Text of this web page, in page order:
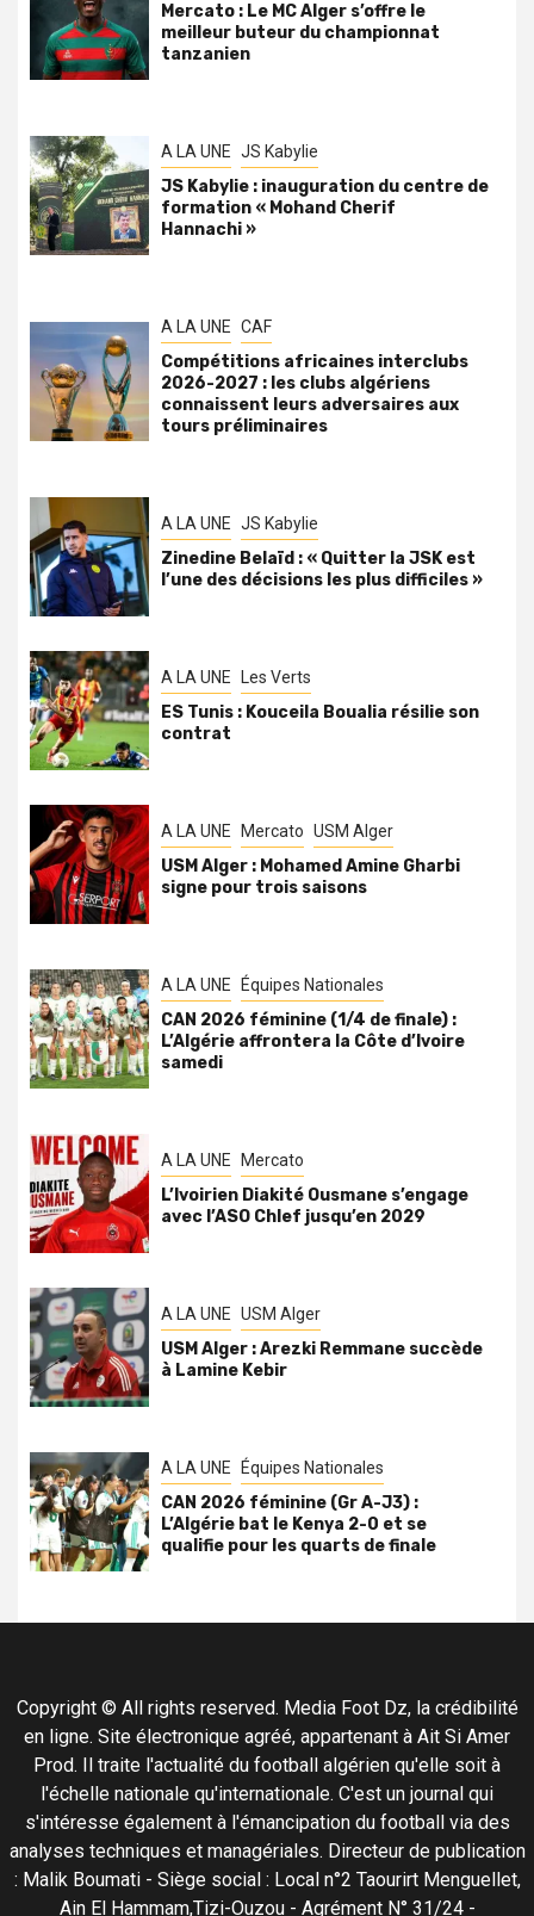
Mercato : Le MC Alger s’offre le
meilleur buteur du championnat
tanzanien
A LA UNE JS Kabylie
JS Kabylie : inauguration du centre de
formation « Mohand Cherif
Hannachi »
A LA UNE CAF
Compétitions africaines interclubs
2026-2027 : les clubs algériens
connaissent leurs adversaires aux
tours préliminaires
A LA UNE JS Kabylie
Zinedine Belaïd : « Quitter la JSK est
l’une des décisions les plus difficiles »
A LA UNE Les Verts
ES Tunis : Kouceila Boualia résilie son
contrat
A LA UNE Mercato USM Alger
USM Alger : Mohamed Amine Gharbi
signe pour trois saisons
A LA UNE Équipes Nationales
CAN 2026 féminine (1/4 de finale) :
L’Algérie affrontera la Côte d’Ivoire
samedi
A LA UNE Mercato
L’Ivoirien Diakité Ousmane s’engage
avec l’ASO Chlef jusqu’en 2029
A LA UNE USM Alger
USM Alger : Arezki Remmane succède
à Lamine Kebir
A LA UNE Équipes Nationales
CAN 2026 féminine (Gr A-J3) :
L’Algérie bat le Kenya 2-0 et se
qualifie pour les quarts de finale
Copyright © All rights reserved. Media Foot Dz, la crédibilité
en ligne. Site électronique agréé, appartenant à Ait Si Amer
Prod. Il traite l'actualité du football algérien qu'elle soit à
l'échelle nationale qu'internationale. C'est un journal qui
s'intéresse également à l'émancipation du football via des
analyses techniques et managériales. Directeur de publication
: Malik Boumati - Siège social : Local n°2 Taourirt Menguellet,
Ain El Hammam,Tizi-Ouzou - Agrément N° 31/24 -